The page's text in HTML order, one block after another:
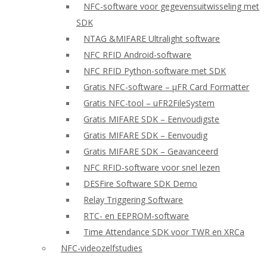
NFC-software voor gegevensuitwisseling met
SDK
NTAG &MIFARE Ultralight software
NFC RFID Android-software
NFC RFID Python-software met SDK
Gratis NFC-software – μFR Card Formatter
Gratis NFC-tool – uFR2FileSystem
Gratis MIFARE SDK – Eenvoudigste
Gratis MIFARE SDK – Eenvoudig
Gratis MIFARE SDK – Geavanceerd
NFC RFID-software voor snel lezen
DESFire Software SDK Demo
Relay Triggering Software
RTC- en EEPROM-software
Time Attendance SDK voor TWR en XRCa
NFC-videozelfstudies